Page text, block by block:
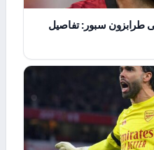
طرابزون سبور: تفاصيل